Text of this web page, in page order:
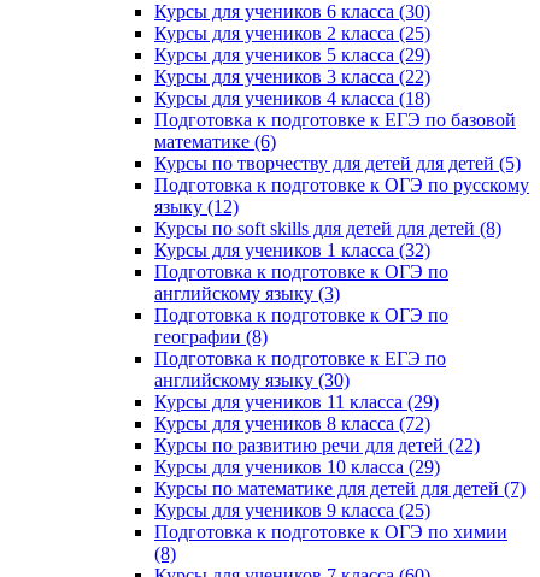
Курсы для учеников 6 класса (30)
Курсы для учеников 2 класса (25)
Курсы для учеников 5 класса (29)
Курсы для учеников 3 класса (22)
Курсы для учеников 4 класса (18)
Подготовка к подготовке к ЕГЭ по базовой
математике (6)
Курсы по творчеству для детей для детей (5)
Подготовка к подготовке к ОГЭ по русскому
языку (12)
Курсы по soft skills для детей для детей (8)
Курсы для учеников 1 класса (32)
Подготовка к подготовке к ОГЭ по
английскому языку (3)
Подготовка к подготовке к ОГЭ по
географии (8)
Подготовка к подготовке к ЕГЭ по
английскому языку (30)
Курсы для учеников 11 класса (29)
Курсы для учеников 8 класса (72)
Курсы по развитию речи для детей (22)
Курсы для учеников 10 класса (29)
Курсы по математике для детей для детей (7)
Курсы для учеников 9 класса (25)
Подготовка к подготовке к ОГЭ по химии
(8)